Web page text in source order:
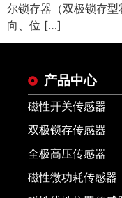
尔锁存器（双极锁存
向、位 […]
产品中心
磁性开关传感器
双极锁存传感器
全极高压传感器
磁性微功耗传感器